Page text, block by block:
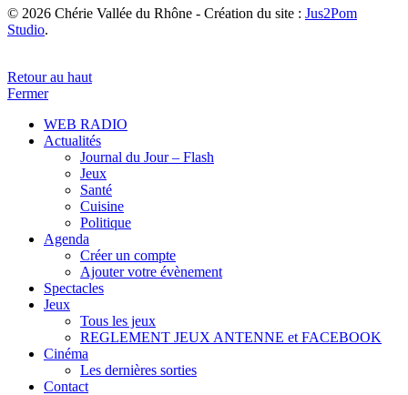
© 2026 Chérie Vallée du Rhône - Création du site : Jus2Pom
Studio.
Retour au haut
Fermer
WEB RADIO
Actualités
Journal du Jour – Flash
Jeux
Santé
Cuisine
Politique
Agenda
Créer un compte
Ajouter votre évènement
Spectacles
Jeux
Tous les jeux
REGLEMENT JEUX ANTENNE et FACEBOOK
Cinéma
Les dernières sorties
Contact